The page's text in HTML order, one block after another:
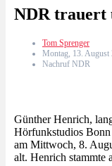
NDR trauert
Tom Sprenger
Montag, 13. August
Nachruf NDR
Günther Henrich,
Hörfunkstudios
am Mittwoch, 8.
alt. Henrich stammte